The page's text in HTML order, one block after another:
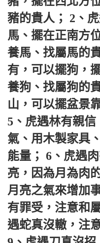
豬的貴人； 2、
馬、擺在正南方
養馬、找屬馬的
有，可以擺狗，
養狗、找屬狗的
山，可以擺盆景
5、虎遇林有親
氣、用木製家具
能量； 6、虎遇
亮，因為月為肉
月亮之氣來增加
有罪受，注意和
遇蛇真沒轍，注